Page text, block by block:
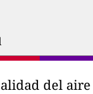
del aire